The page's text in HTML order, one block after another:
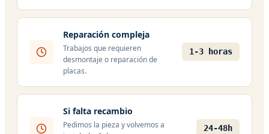
Reparación compleja
Trabajos que requieren
desmontaje o reparación de
placas.
1-3 horas
Si falta recambio
Pedimos la pieza y volvemos a
24-48h